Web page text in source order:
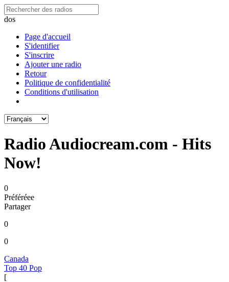
dos
Page d'accueil
S'identifier
S'inscrire
Ajouter une radio
Retour
Politique de confidentialité
Conditions d'utilisation
Radio Audiocream.com - Hits
Now!
0
Préféréeе
Partager
0
0
Canada
Top 40 Pop
[